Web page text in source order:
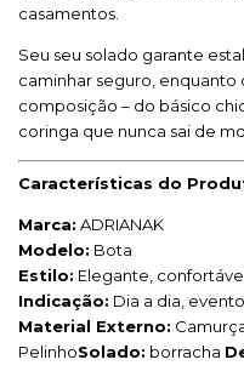
casamentos.
Seu seu solado garante
caminhar seguro, enquanto
composição – do básico
coringa que nunca sai de
Características do
Marca: ADRIANAK
Modelo: Bota
Estilo: Elegante,
Indicação: Dia a dia,
Material Externo:
PelinhoSolado: borracha